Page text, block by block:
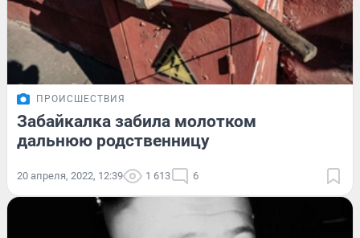
ПРОИСШЕСТВИЯ
Забайкалка забила молотком
дальнюю родственницу
20 апреля, 2022, 12:39 1 613 6